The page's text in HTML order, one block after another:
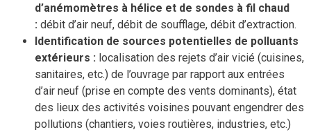
d’anémomètres à hélice et de sondes à fil chaud
: débit d’air neuf, débit de soufflage, débit d’extraction.
Identification de sources potentielles de polluants
extérieurs : localisation des rejets d’air vicié (cuisines,
sanitaires, etc.) de l’ouvrage par rapport aux entrées
d’air neuf (prise en compte des vents dominants), état
des lieux des activités voisines pouvant engendrer des
pollutions (chantiers, voies routières, industries, etc.)